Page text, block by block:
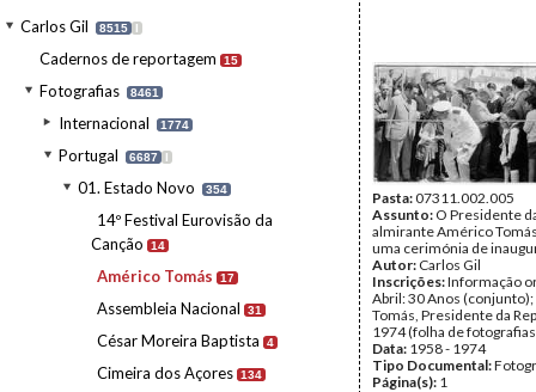
Carlos Gil 8515 I
Cadernos de reportagem 15
Fotografias 8461
Internacional 1774
Portugal 6687 I
01. Estado Novo 354
14º Festival Eurovisão da
Canção
14
Américo Tomás 17
Assembleia Nacional 31
César Moreira Baptista 4
Cimeira dos Açores 134
Pasta:07311.002.005
Assunto: O Presidente
almirante Américo
uma cerimónia de
Autor: Carlos Gil
Inscrições:Informação
Abril: 30 Anos
Tomás, Presidente da
1974 (folha de
Data: 1958 - 1974
Tipo Documental:
Página(s): 1